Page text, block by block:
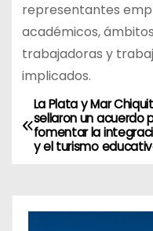
representantes
académicos,
trabajadoras y
implicados.
N
a
e
La Plata y Mar
sellaron un acuerdo
fomentar la
y el turismo